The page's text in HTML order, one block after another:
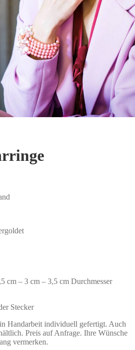
cm – 3 cm – 3,5 cm Durchmesser
Stecker
Handarbeit individuell gefertigt. Auch
Preis auf Anfrage. Ihre Wünsche
vermerken.